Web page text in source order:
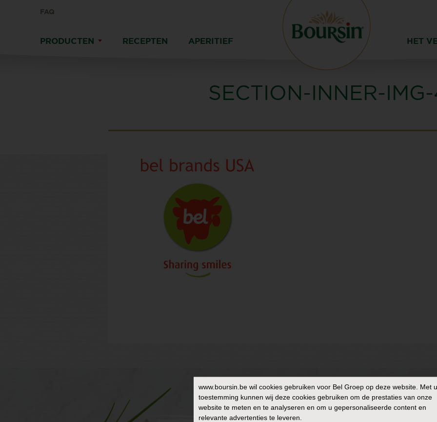
FAQ
PRODUCTEN RECEPTEN APERITIEF HET
SECTION-INNER-
www.boursin.be wil cookies gebruiken voor Bel Groep op deze website. Met
toestemming kunnen wij deze cookies gebruiken om de prestaties van onze
website te meten en te analyseren en om u gepersonaliseerde content en
relevante advertenties te leveren.